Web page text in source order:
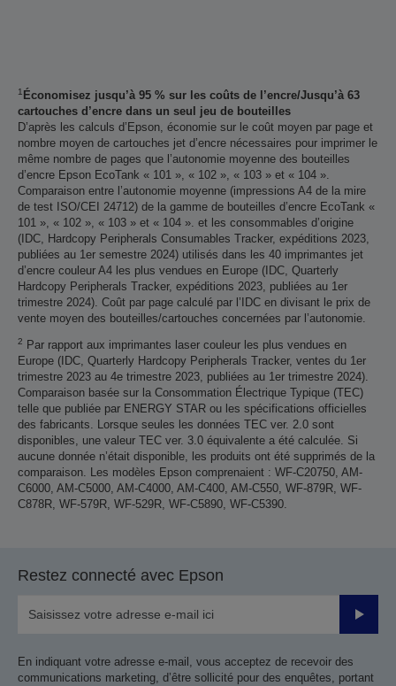
1 Économisez jusqu’à 95 % sur les coûts de l’encre/Jusqu’à 63
cartouches d’encre dans un seul jeu de bouteilles
D’après les calculs d’Epson, économie sur le coût moyen par page et
nombre moyen de cartouches jet d’encre nécessaires pour imprimer le
même nombre de pages que l’autonomie moyenne des bouteilles
d’encre Epson EcoTank « 101 », « 102 », « 103 » et « 104 ».
Comparaison entre l’autonomie moyenne (impressions A4 de la mire
de test ISO/CEI 24712) de la gamme de bouteilles d’encre EcoTank «
101 », « 102 », « 103 » et « 104 ». et les consommables d’origine
(IDC, Hardcopy Peripherals Consumables Tracker, expéditions 2023,
publiées au 1er semestre 2024) utilisés dans les 40 imprimantes jet
d’encre couleur A4 les plus vendues en Europe (IDC, Quarterly
Hardcopy Peripherals Tracker, expéditions 2023, publiées au 1er
trimestre 2024). Coût par page calculé par l’IDC en divisant le prix de
vente moyen des bouteilles/cartouches concernées par l’autonomie.
2
Par rapport aux imprimantes laser couleur les plus vendues en
Europe (IDC, Quarterly Hardcopy Peripherals Tracker, ventes du 1er
trimestre 2023 au 4e trimestre 2023, publiées au 1er trimestre 2024).
Comparaison basée sur la Consommation Électrique Typique (TEC)
telle que publiée par ENERGY STAR ou les spécifications officielles
des fabricants. Lorsque seules les données TEC ver. 2.0 sont
disponibles, une valeur TEC ver. 3.0 équivalente a été calculée. Si
aucune donnée n’était disponible, les produits ont été supprimés de la
comparaison. Les modèles Epson comprenaient : WF-C20750, AM-
C6000, AM-C5000, AM-C4000, AM-C400, AM-C550, WF-879R, WF-
C878R, WF-579R, WF-529R, WF-C5890, WF-C5390.
Restez connecté avec Epson
Valider
En indiquant votre adresse e-mail, vous acceptez de recevoir des
communications marketing, d’être sollicité pour des enquêtes, portant